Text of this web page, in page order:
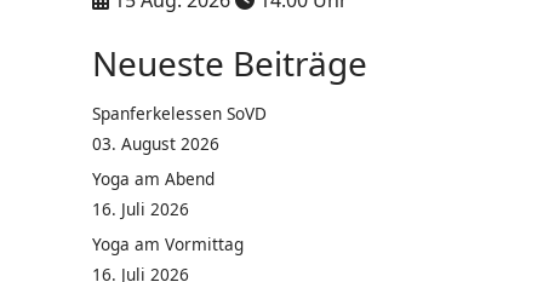
Neueste Beiträge
Spanferkelessen SoVD
03. August 2026
Yoga am Abend
16. Juli 2026
Yoga am Vormittag
16. Juli 2026